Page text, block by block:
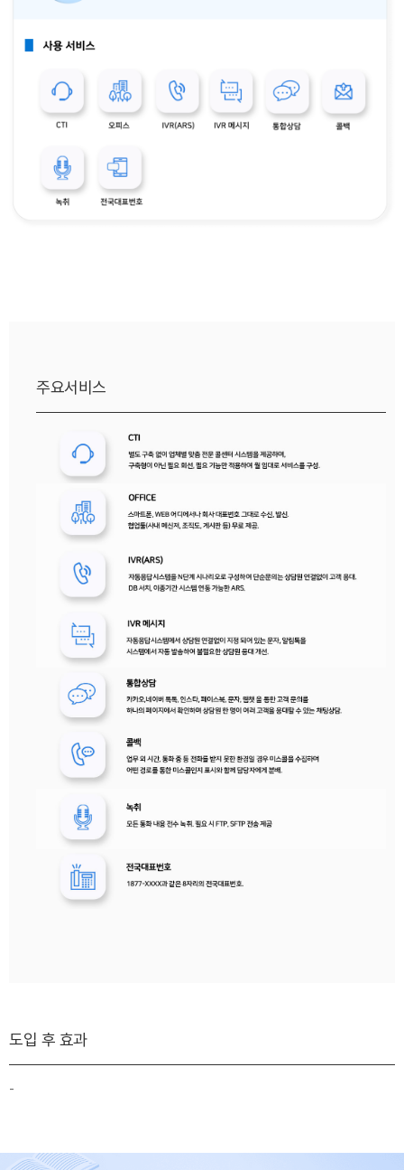
주요서비스
도입 후 효과
-